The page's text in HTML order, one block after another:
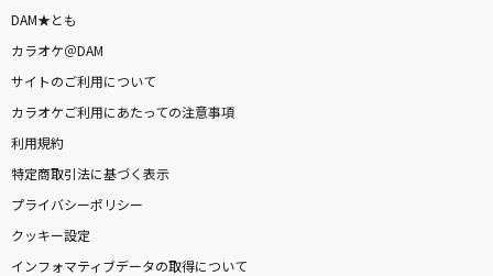
DAM★とも
カラオケ＠DAM
サイトのご利用について
カラオケご利用にあたっての注意事項
利用規約
特定商取引法に基づく表示
プライバシーポリシー
クッキー設定
インフォマティブデータの取得について